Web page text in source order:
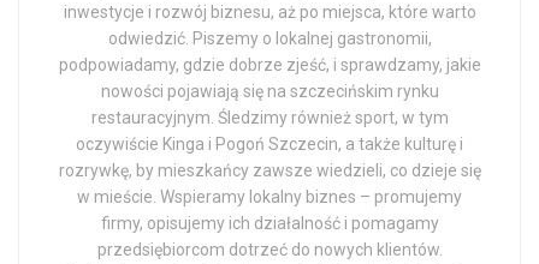
inwestycje i rozwój biznesu, aż po miejsca, które warto
odwiedzić. Piszemy o lokalnej gastronomii,
podpowiadamy, gdzie dobrze zjeść, i sprawdzamy, jakie
nowości pojawiają się na szczecińskim rynku
restauracyjnym. Śledzimy również sport, w tym
oczywiście Kinga i Pogoń Szczecin, a także kulturę i
rozrywkę, by mieszkańcy zawsze wiedzieli, co dzieje się
w mieście. Wspieramy lokalny biznes – promujemy
firmy, opisujemy ich działalność i pomagamy
przedsiębiorcom dotrzeć do nowych klientów.